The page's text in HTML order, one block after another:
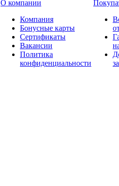
О компании
Компания
Бонусные карты
Сертификаты
Вакансии
Политика
конфиденциальности